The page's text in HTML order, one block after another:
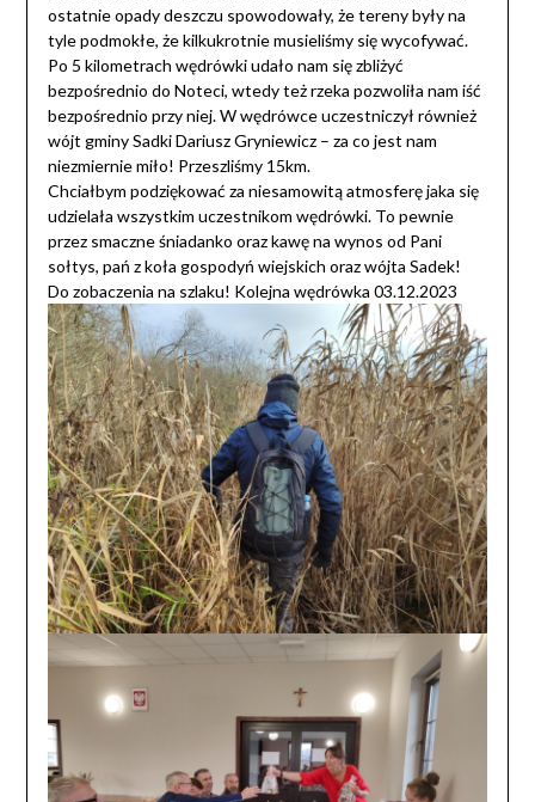
ostatnie opady deszczu spowodowały, że tereny były na
tyle podmokłe, że kilkukrotnie musieliśmy się wycofywać.
Po 5 kilometrach wędrówki udało nam się zbliżyć
bezpośrednio do Noteci, wtedy też rzeka pozwoliła nam iść
bezpośrednio przy niej. W wędrówce uczestniczył również
wójt gminy Sadki Dariusz Gryniewicz – za co jest nam
niezmiernie miło! Przeszliśmy 15km.
Chciałbym podziękować za niesamowitą atmosferę jaka się
udzielała wszystkim uczestnikom wędrówki. To pewnie
przez smaczne śniadanko oraz kawę na wynos od Pani
sołtys, pań z koła gospodyń wiejskich oraz wójta Sadek!
Do zobaczenia na szlaku! Kolejna wędrówka 03.12.2023